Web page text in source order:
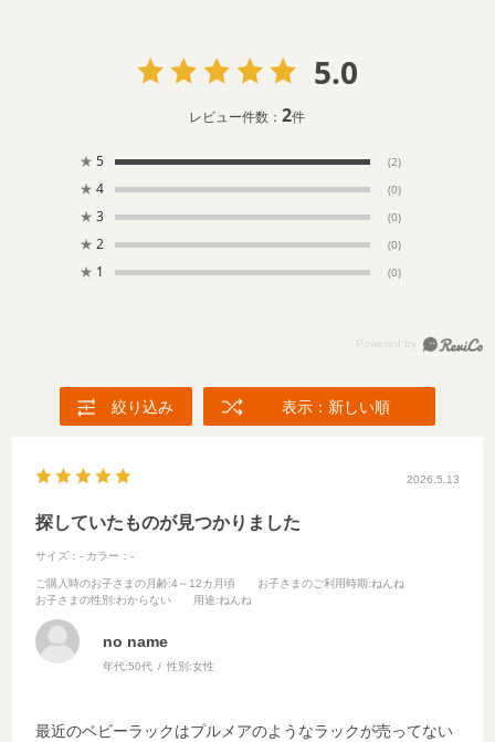
5.0
レビュー件数：2件
★ 5 (2)
★ 4 (0)
★ 3 (0)
★ 2 (0)
★ 1 (0)
絞り込み 表示：新しい順
2026.5.13
探していたものが見つかりました
サイズ：- カラー：-
ご購入時のお子さまの月齢:4～12カ月頃 お子さまのご利用時期:ねんね
お子さまの性別 :わからない 用途:ねんね
no name
年代:50代 性別:女性
最近のベビーラックはプルメアのようなラックが売ってない